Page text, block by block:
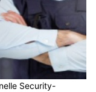
Security-